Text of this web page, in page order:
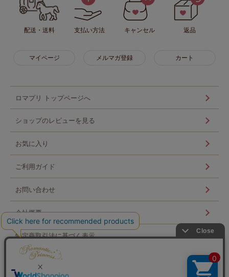
配送・送料 支払い方法 キャンセル 返品
マイページ メルマガ登録 カート
ロマプリ トップページへ
ショップのレビューを見る
お気に入り
ご利用ガイド
お問い合わせ
会社概要
特定商取引法に基づく表示
個人情報の取扱い